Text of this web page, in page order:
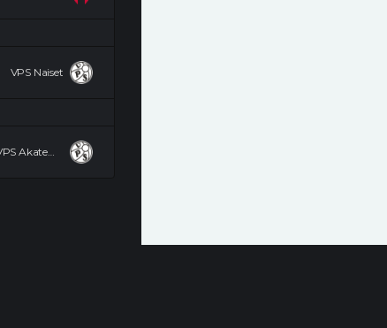
VPS Naiset
VPS Akatemia